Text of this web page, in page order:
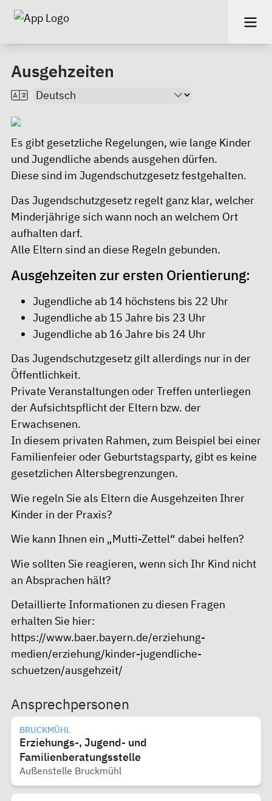
Ausgehzeiten
Es gibt gesetzliche Regelungen, wie lange Kinder
und Jugendliche abends ausgehen dürfen.
Diese sind im Jugendschutzgesetz festgehalten.
Das Jugendschutzgesetz regelt ganz klar, welcher
Minderjährige sich wann noch an welchem Ort
aufhalten darf.
Alle Eltern sind an diese Regeln gebunden.
Ausgehzeiten zur ersten Orientierung:
Jugendliche ab 14 höchstens bis 22 Uhr
Jugendliche ab 15 Jahre bis 23 Uhr
Jugendliche ab 16 Jahre bis 24 Uhr
Das Jugendschutzgesetz gilt allerdings nur in der
Öffentlichkeit.
Private Veranstaltungen oder Treffen unterliegen
der Aufsichtspflicht der Eltern bzw. der
Erwachsenen.
In diesem privaten Rahmen, zum Beispiel bei einer
Familienfeier oder Geburtstagsparty, gibt es keine
gesetzlichen Altersbegrenzungen.
Wie regeln Sie als Eltern die Ausgehzeiten Ihrer
Kinder in der Praxis?
Wie kann Ihnen ein „Mutti-Zettel“ dabei helfen?
Wie sollten Sie reagieren, wenn sich Ihr Kind nicht
an Absprachen hält?
Detaillierte Informationen zu diesen Fragen
erhalten Sie hier:
https://www.baer.bayern.de/erziehung-
medien/erziehung/kinder-jugendliche-
schuetzen/ausgehzeit/
Ansprechpersonen
BRUCKMÜHL
Erziehungs-, Jugend- und
Familienberatungsstelle
Außenstelle Bruckmühl